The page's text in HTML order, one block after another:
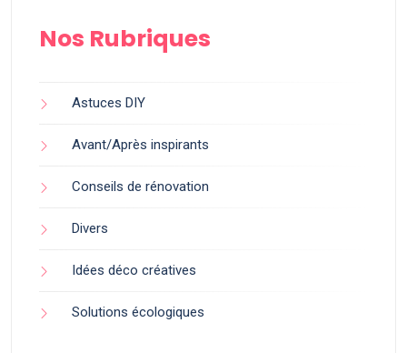
Nos Rubriques
Astuces DIY
Avant/Après inspirants
Conseils de rénovation
Divers
Idées déco créatives
Solutions écologiques